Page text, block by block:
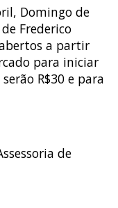
Domingo de
Frederico
a partir
para iniciar
R$30 e para
de